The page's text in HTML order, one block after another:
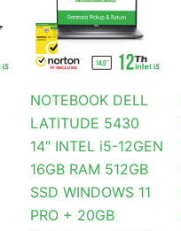
NOTEBOOK DELL
LATITUDE 5430
14″ INTEL i5-12GEN
16GB RAM 512GB
SSD WINDOWS 11
PRO + 20GB